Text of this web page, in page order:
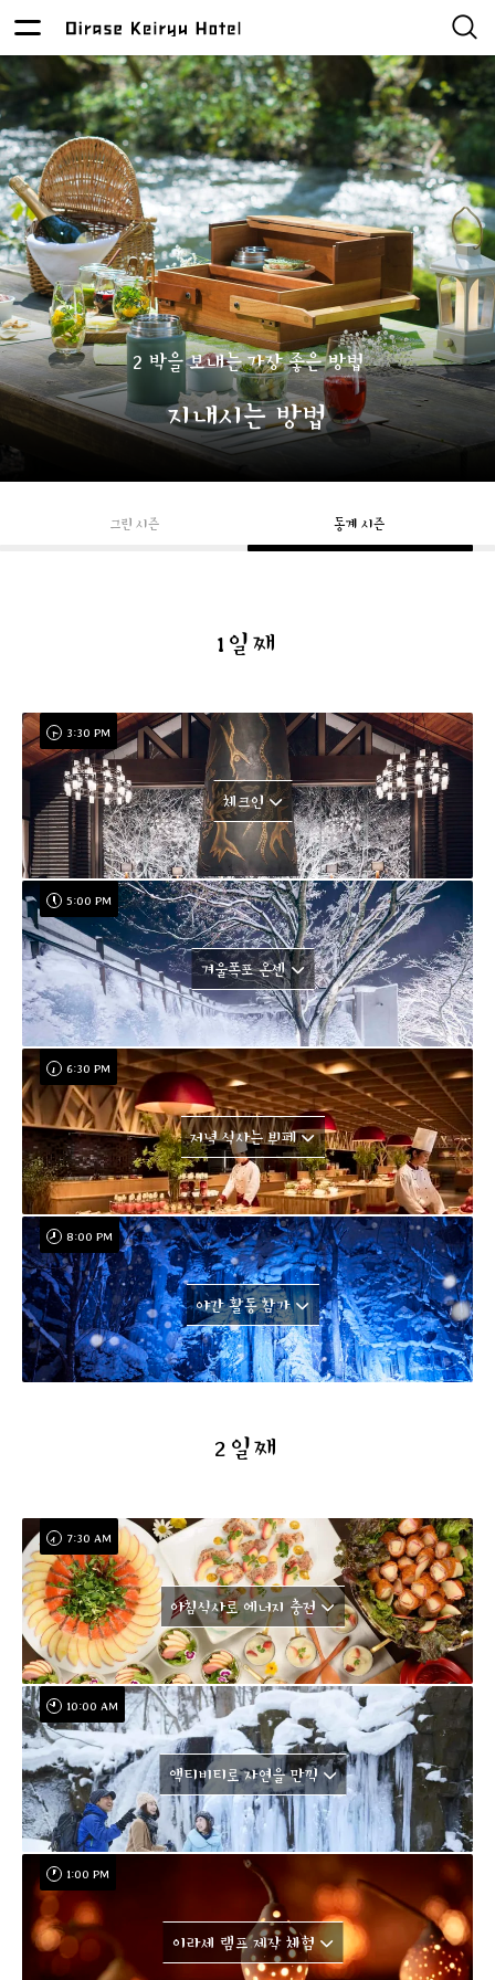
2 박을 보내는 가장 좋은 방법
지내시는 방법
그린 시즌 동계 시즌
1일째
체크인
3:30 PM
겨울폭포 온센
5:00 PM
저녁 식사는 뷔페
6:30 PM
야간 활동 참가
8:00 PM
2일째
아침식사로 에너지 충전
7:30 AM
액티비티로 자연을 만끽
10:00 AM
이라세 램프 제작 체험
1:00 PM